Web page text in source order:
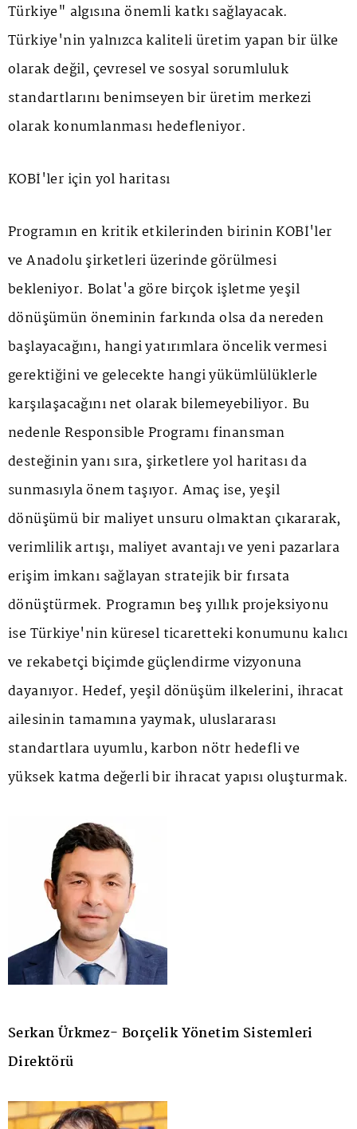
Türkiye" algısına önemli katkı sağlayacak.
Türkiye'nin yalnızca kaliteli üretim yapan bir ülke
olarak değil, çevresel ve sosyal sorumluluk
standartlarını benimseyen bir üretim merkezi
olarak konumlanması hedefleniyor.
KOBİ'ler için yol haritası
Programın en kritik etkilerinden birinin KOBİ'ler
ve Anadolu şirketleri üzerinde görülmesi
bekleniyor. Bolat'a göre birçok işletme yeşil
dönüşümün öneminin farkında olsa da nereden
başlayacağını, hangi yatırımlara öncelik vermesi
gerektiğini ve gelecekte hangi yükümlülüklerle
karşılaşacağını net olarak bilemeyebiliyor. Bu
nedenle Responsible Programı finansman
desteğinin yanı sıra, şirketlere yol haritası da
sunmasıyla önem taşıyor. Amaç ise, yeşil
dönüşümü bir maliyet unsuru olmaktan çıkararak,
verimlilik artışı, maliyet avantajı ve yeni pazarlara
erişim imkanı sağlayan stratejik bir fırsata
dönüştürmek. Programın beş yıllık projeksiyonu
ise Türkiye'nin küresel ticaretteki konumunu kalıcı
ve rekabetçi biçimde güçlendirme vizyonuna
dayanıyor. Hedef, yeşil dönüşüm ilkelerini, ihracat
ailesinin tamamına yaymak, uluslararası
standartlara uyumlu, karbon nötr hedefli ve
yüksek katma değerli bir ihracat yapısı oluşturmak.
Serkan Ürkmez- Borçelik Yönetim Sistemleri
Direktörü